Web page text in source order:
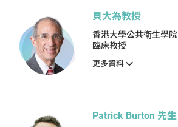
貝大為教授
香港大學公共衞生學院
臨床教授
更多資料
Patrick Burton 先生